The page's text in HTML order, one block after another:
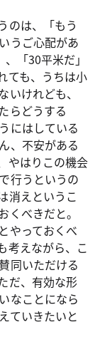
のは、「もう
うご心配があ
「30平米だ」
ても、うちは小
けれども、
らどうする
にはしている
、不安がある
やはりこの機会
行うというの
消えというこ
くべきだと。
やっておくべ
考えながら、こ
同いただける
だ、有効な形
なことになら
ていきたいと